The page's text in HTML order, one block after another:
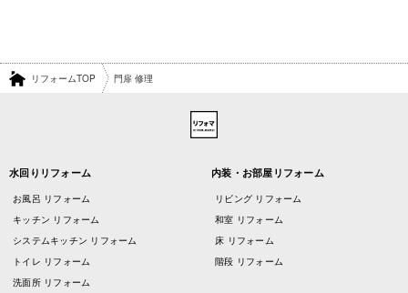
リフォームTOP 門扉 修理
水回りリフォーム
お風呂 リフォーム
キッチン リフォーム
システムキッチン リフォーム
トイレ リフォーム
洗面所 リフォーム
内装・お部屋リフォーム
リビング リフォーム
和室 リフォーム
床 リフォーム
階段 リフォーム